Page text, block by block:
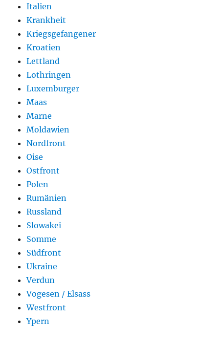
Italien
Krankheit
Kriegsgefangener
Kroatien
Lettland
Lothringen
Luxemburger
Maas
Marne
Moldawien
Nordfront
Oise
Ostfront
Polen
Rumänien
Russland
Slowakei
Somme
Südfront
Ukraine
Verdun
Vogesen / Elsass
Westfront
Ypern